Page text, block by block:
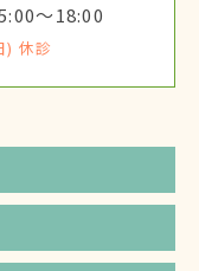
～18:00
) 休診